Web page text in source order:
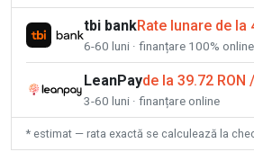
tbi bankRate lunare de la
6-60 luni · finanțare 100% online
LeanPayde la 39.72 RON
3-60 luni · finanțare online
* estimat — rata exactă se calculează la